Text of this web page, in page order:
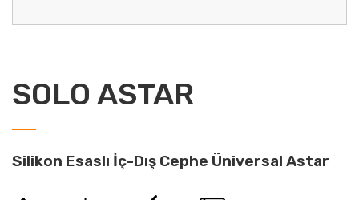
SOLO ASTAR
Silikon Esaslı İç-Dış Cephe Üniversal Astar